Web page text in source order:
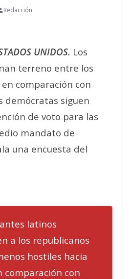
Redacción
UNIDOS. Los
terreno entre los
comparación con
demócratas siguen
de voto para las
mandato de
una encuesta del
latinos
a los republicanos
hostiles hacia
comparación con